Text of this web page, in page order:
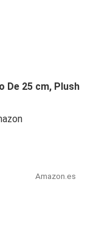
De 25 cm, Plush
Amazon.es